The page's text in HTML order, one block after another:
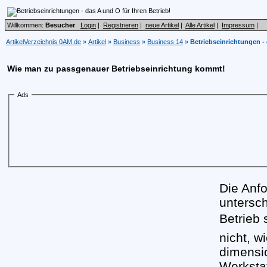
Willkommen: Besucher Login | Registrieren | neue Artikel | Alle Artikel | Impressum |
ArtikelVerzeichnis 0AM.de » Artikel » Business » Business 14 » Betriebseinrichtungen -
Wie man zu passgenauer Betriebseinrichtung kommt!
Ads
Die
Betrieb
nicht,